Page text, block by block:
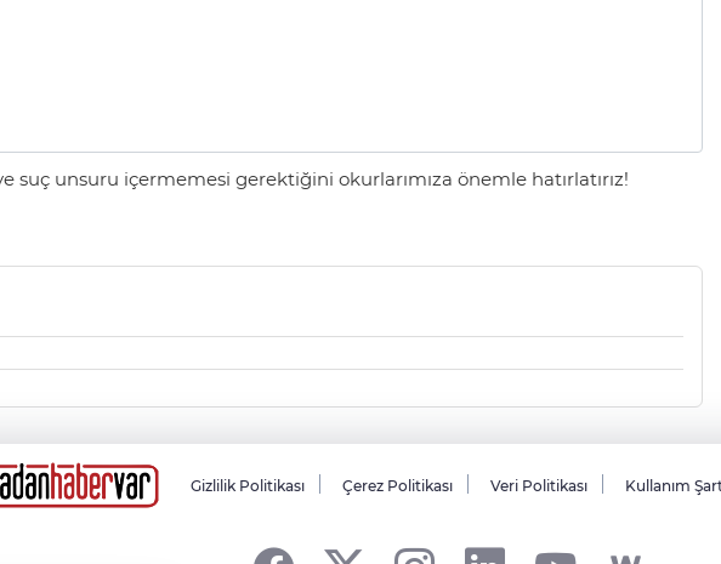
suç unsuru içermemesi gerektiğini okurlarımıza önemle hatırlatırız!
Gizlilik Politikası Çerez Politikası Veri Politikası Kullanım